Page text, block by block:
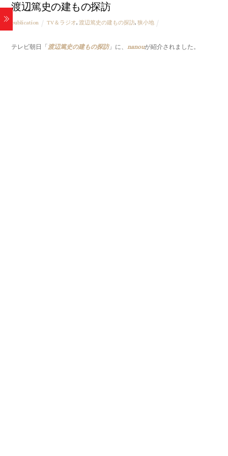
渡辺篤史の建もの探訪
publication TV＆ラジオ, 渡辺篤史の建もの探訪, 狭小地
テレビ朝日「渡辺篤史の建もの探訪」に、 nanouが紹介されました。